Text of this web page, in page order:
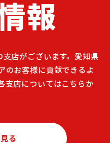
報
店がございます。 愛知県
のお客様に貢献できるよ
支店についてはこちらか
る